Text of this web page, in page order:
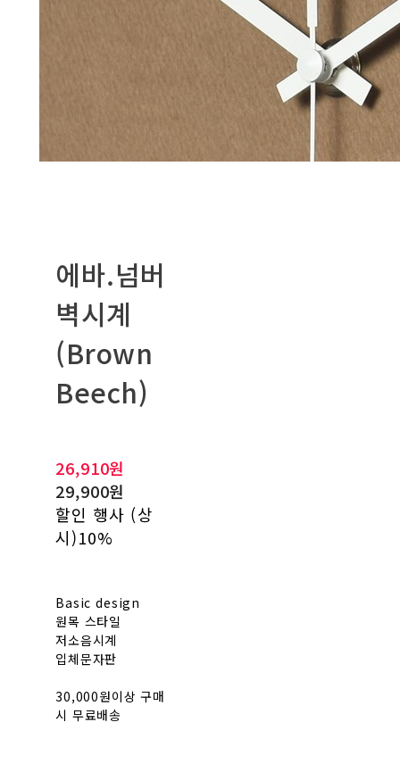
에바.넘버
벽시계
(Brown
Beech)
26,910원
29,900원
할인 행사 (상
시)10%
Basic design
원목 스타일
저소음시계
입체문자판
30,000원이상 구매
시 무료배송